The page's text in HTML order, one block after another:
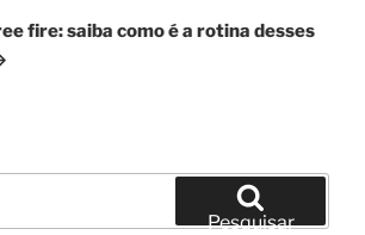
fire: saiba como é a rotina desses
Pesquisar